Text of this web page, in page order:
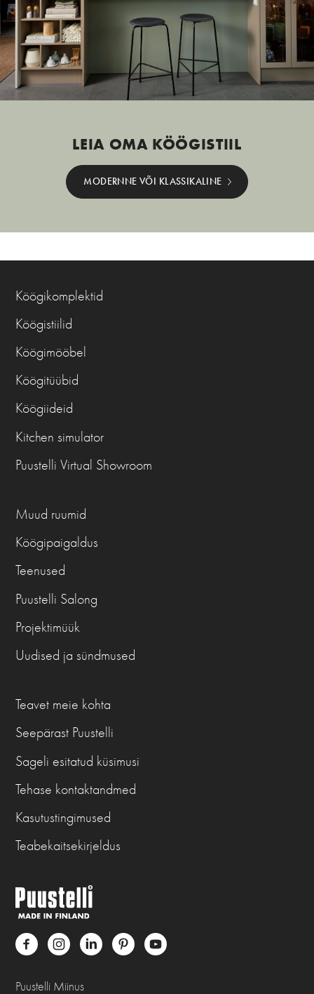
LEIA OMA KÖÖGISTIIL
MODERNNE VÕI KLASSIKALINE
Köögikomplektid
Köögistiilid
Köögimööbel
Köögitüübid
Köögiideid
Kitchen simulator
Puustelli Virtual Showroom
Muud ruumid
Köögipaigaldus
Teenused
Puustelli Salong
Projektimüük
Uudised ja sündmused
Teavet meie kohta
Seepärast Puustelli
Sageli esitatud küsimusi
Tehase kontaktandmed
Kasutustingimused
Teabekaitsekirjeldus
Puustelli Miinus